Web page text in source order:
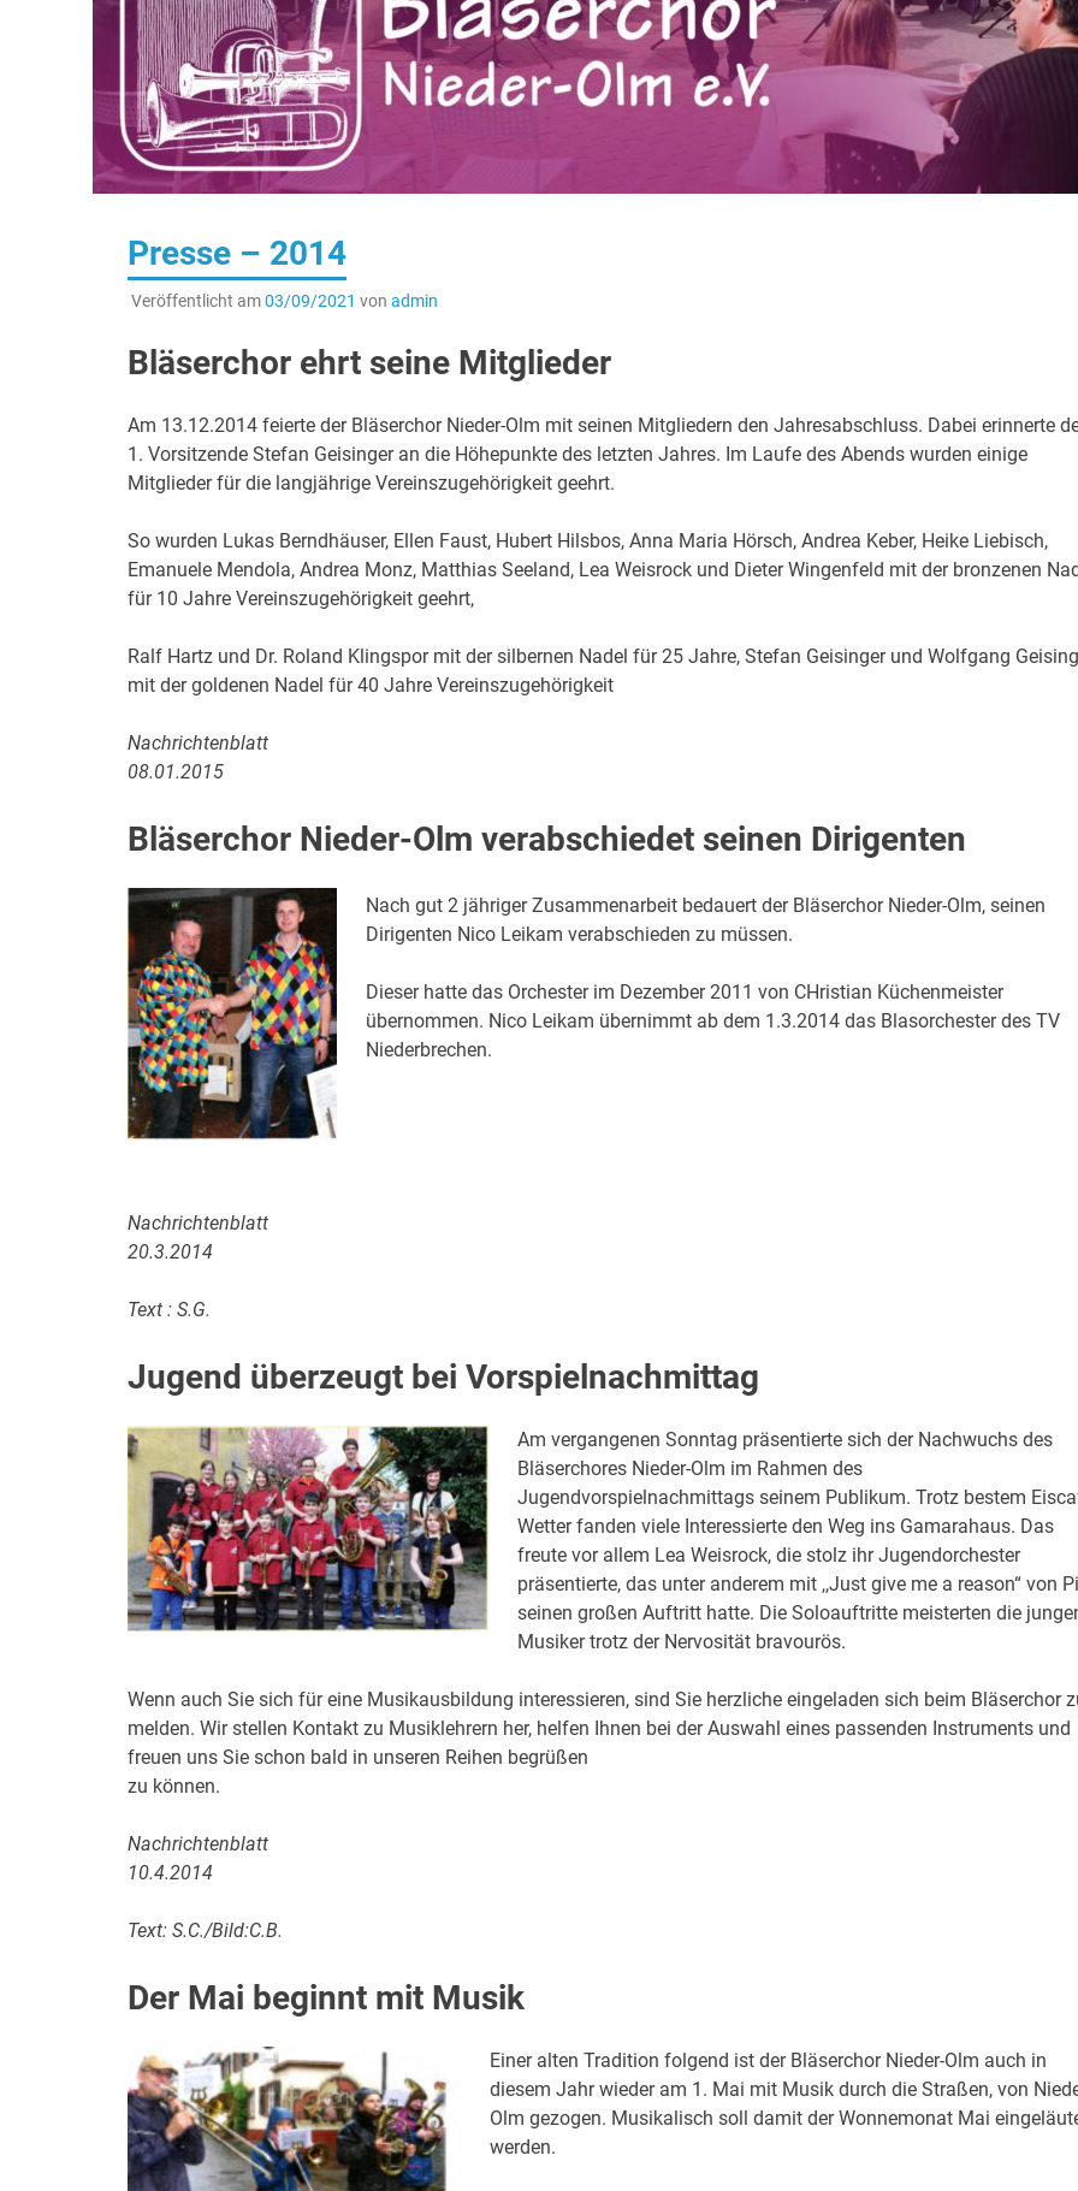
Presse – 2014
Veröffentlicht am03/09/2021 von admin
Bläserchor ehrt seine Mitglieder
Am 13.12.2014 feierte der Bläserchor Nieder-Olm mit seinen Mitgliedern den Jahresabschluss. Dabei erinnerte
1. Vorsitzende Stefan Geisinger an die Höhepunkte des letzten Jahres. Im Laufe des Abends wurden einige
Mitglieder für die langjährige Vereinszugehörigkeit geehrt.
So wurden Lukas Berndhäuser, Ellen Faust, Hubert Hilsbos, Anna Maria Hörsch, Andrea Keber, Heike Liebisch,
Emanuele Mendola, Andrea Monz, Matthias Seeland, Lea Weisrock und Dieter Wingenfeld mit der bronzenen
für 10 Jahre Vereinszugehörigkeit geehrt,
Ralf Hartz und Dr. Roland Klingspor mit der silbernen Nadel für 25 Jahre, Stefan Geisinger und Wolfgang
mit der goldenen Nadel für 40 Jahre Vereinszugehörigkeit
Nachrichtenblatt
08.01.2015
Bläserchor Nieder-Olm verabschiedet seinen Dirigenten
Nach gut 2 jähriger Zusammenarbeit bedauert der Bläserchor Nieder-Olm, seinen
Dirigenten Nico Leikam verabschieden zu müssen.
Dieser hatte das Orchester im Dezember 2011 von CHristian Küchenmeister
übernommen. Nico Leikam übernimmt ab dem 1.3.2014 das Blasorchester des TV
Niederbrechen.
Nachrichtenblatt
20.3.2014
Text : S.G.
Jugend überzeugt bei Vorspielnachmittag
Am vergangenen Sonntag präsentierte sich der Nachwuchs des
Bläserchores Nieder-Olm im Rahmen des
Jugendvorspielnachmittags seinem Publikum. Trotz bestem
Wetter fanden viele Interessierte den Weg ins Gamarahaus. Das
freute vor allem Lea Weisrock, die stolz ihr Jugendorchester
präsentierte, das unter anderem mit ,,Just give me a reason“ von
seinen großen Auftritt hatte. Die Soloauftritte meisterten die
Musiker trotz der Nervosität bravourös.
Wenn auch Sie sich für eine Musikausbildung interessieren, sind Sie herzliche eingeladen sich beim Bläserchor
melden. Wir stellen Kontakt zu Musiklehrern her, helfen Ihnen bei der Auswahl eines passenden Instruments und
freuen uns Sie schon bald in unseren Reihen begrüßen
zu können.
Nachrichtenblatt
10.4.2014
Text: S.C./Bild:C.B.
Der Mai beginnt mit Musik
Einer alten Tradition folgend ist der Bläserchor Nieder-Olm auch in
diesem Jahr wieder am 1. Mai mit Musik durch die Straßen, von
Olm gezogen. Musikalisch soll damit der Wonnemonat Mai
werden.